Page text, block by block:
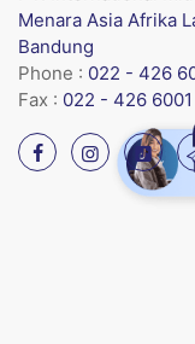
Menara Asia Afrika
Bandung
Phone : 022 - 426
Fax : 022 - 426 6001